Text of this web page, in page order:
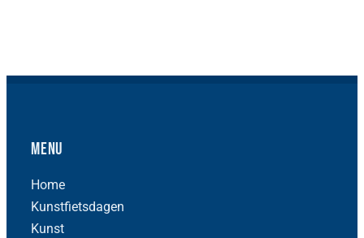
Menu
Home
Kunstfietsdagen
Kunst